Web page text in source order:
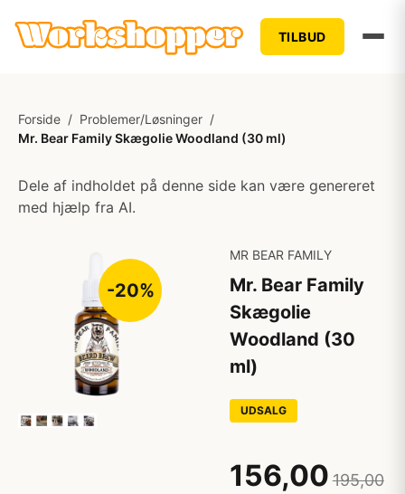
TILBUD
Forside / Problemer/Løsninger /
Mr. Bear Family Skægolie Woodland (30 ml)
Dele af indholdet på denne side kan være genereret
med hjælp fra AI.
-20%
MR BEAR FAMILY
Mr. Bear Family
Skægolie
Woodland (30
ml)
UDSALG
156,00 195,00